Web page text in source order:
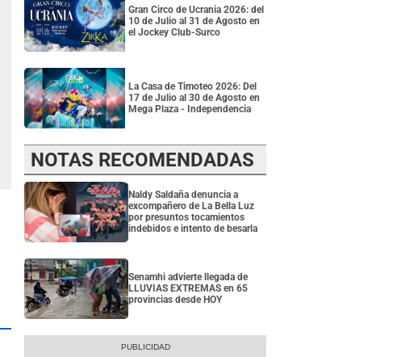
Gran Circo de Ucrania 2026: del
10 de Julio al 31 de Agosto en
el Jockey Club-Surco
La Casa de Timoteo 2026: Del
17 de Julio al 30 de Agosto en
Mega Plaza - Independencia
NOTAS RECOMENDADAS
Naldy Saldaña denuncia a
excompañero de La Bella Luz
por presuntos tocamientos
indebidos e intento de besarla
Senamhi advierte llegada de
LLUVIAS EXTREMAS en 65
provincias desde HOY